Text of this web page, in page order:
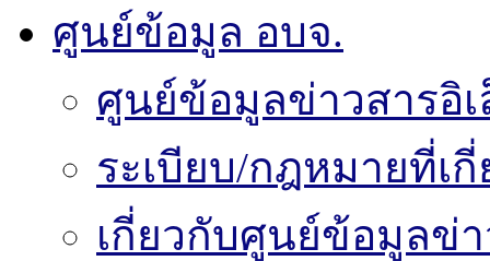
ศูนย์ข้อมูล อบจ.
ศูนย์ข้อมูลข่าวสารอิ
ระเบียบ/กฎหมายที่เ
เกี่ยวกับศูนย์ข้อมูลข่